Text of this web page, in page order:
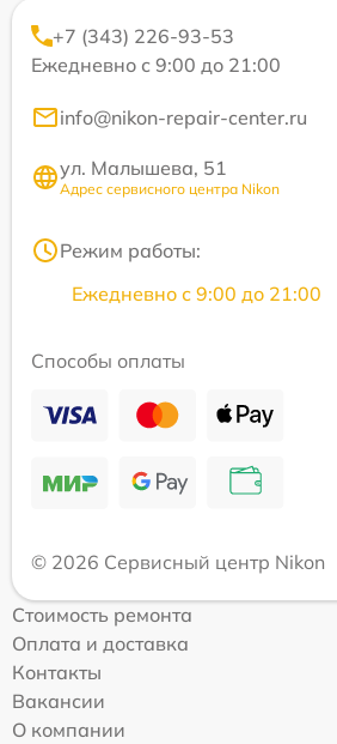
+7 (343) 226-93-53
Ежедневно с 9:00 до 21:00
info@nikon-repair-center.ru
ул. Малышева, 51
Адрес сервисного центра Nikon
Режим работы:
Ежедневно с 9:00 до 21:00
Способы оплаты
© 2026 Сервисный центр Nikon
Стоимость ремонта
Оплата и доставка
Контакты
Вакансии
О компании